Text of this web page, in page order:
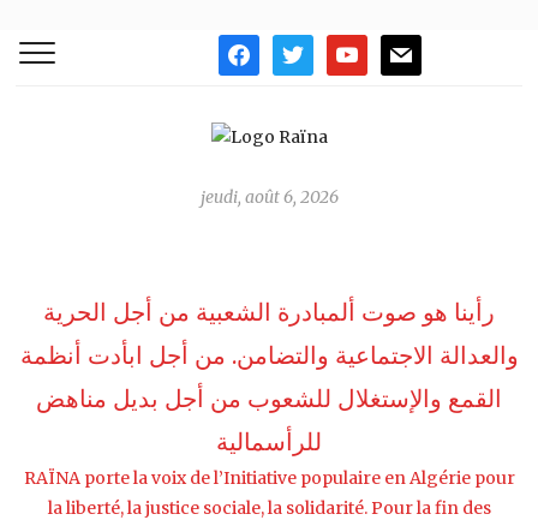
facebooktwitter youtubemail
jeudi, août 6, 2026
رأينا هو صوت ألمبادرة الشعبية من أجل الحرية
والعدالة الاجتماعية والتضامن. من أجل ابأدت أنظمة
القمع واﻹستغلال للشعوب من أجل بديل مناهض
للرأسمالية
RAÏNA porte la voix de l’Initiative populaire en Algérie pour
la liberté, la justice sociale, la solidarité. Pour la fin des